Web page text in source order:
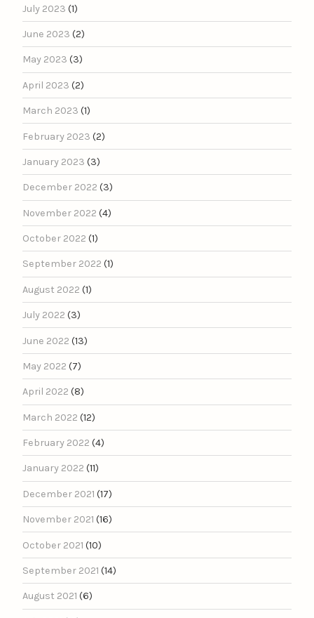
July 2023 (1)
June 2023 (2)
May 2023 (3)
April 2023 (2)
March 2023 (1)
February 2023 (2)
January 2023 (3)
December 2022 (3)
November 2022 (4)
October 2022 (1)
September 2022 (1)
August 2022 (1)
July 2022 (3)
June 2022 (13)
May 2022 (7)
April 2022 (8)
March 2022 (12)
February 2022 (4)
January 2022 (11)
December 2021 (17)
November 2021 (16)
October 2021 (10)
September 2021 (14)
August 2021 (6)